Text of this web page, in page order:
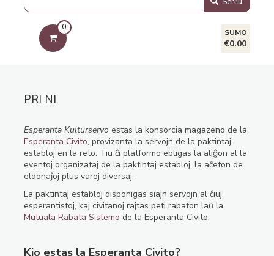
0
SUMO
€0.00
PRI NI
Esperanta Kulturservo estas la konsorcia magazeno de la
Esperanta Civito, provizanta la servojn de la paktintaj
establoj en la reto. Tiu ĉi platformo ebligas la aliĝon al la
eventoj organizataj de la paktintaj establoj, la aĉeton de
eldonaĵoj plus varoj diversaj.
La paktintaj establoj disponigas siajn servojn al ĉiuj
esperantistoj, kaj civitanoj rajtas peti rabaton laŭ la
Mutuala Rabata Sistemo de la Esperanta Civito.
Kio estas la Esperanta Civito?